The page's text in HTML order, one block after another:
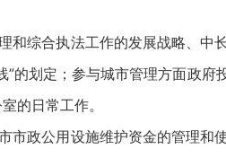
综合执法工作的发展战略、中
”的划定；参与城市管理方面政
的日常工作。
政公用设施维护资金的管理和使